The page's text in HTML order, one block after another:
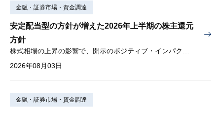
金融・証券市場・資金調達
安定配当型の方針が増えた2026年上半期の株主還元
方針
株式相場の上昇の影響で、開示のポジティブ・インパクトは低下
2026年08月03日
金融・証券市場・資金調達